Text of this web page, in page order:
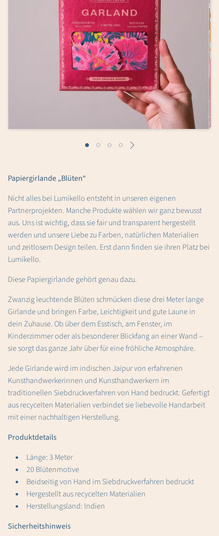
Papiergirlande „Blüten“
Nicht alles bei Lumikello entsteht in unseren eigenen
Partnerprojekten. Manche Produkte wählen wir ganz bewusst
aus. Uns ist wichtig, dass sie fair und transparent hergestellt
werden und unsere Liebe zu Farben, natürlichen Materialien
und zeitlosem Design teilen. Erst dann finden sie ihren Platz bei
Lumikello.
Diese Papiergirlande gehört genau dazu.
Zwanzig leuchtende Blüten schmücken diese drei Meter lange
Girlande und bringen Farbe, Leichtigkeit und gute Laune in
dein Zuhause. Ob über dem Esstisch, am Fenster, im
Kinderzimmer oder als besonderer Blickfang an einer Wand –
sie sorgt das ganze Jahr über für eine fröhliche Atmosphäre.
Jede Girlande wird im indischen Jaipur von erfahrenen
Kunsthandwerkerinnen und Kunsthandwerkern im
traditionellen Siebdruckverfahren von Hand bedruckt. Gefertigt
aus recycelten Materialien verbindet sie liebevolle Handarbeit
mit einer nachhaltigen Herstellung.
Produktdetails
Länge: 3 Meter
20 Blütenmotive
Beidseitig von Hand im Siebdruckverfahren bedruckt
Hergestellt aus recycelten Materialien
Herstellungsland: Indien
Sicherheitshinweis